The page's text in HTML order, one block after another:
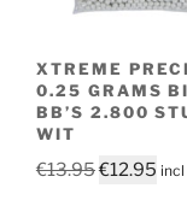
XTREME
0.25 GRAMS
BB’S 2.800
WIT
€13.95€12.95